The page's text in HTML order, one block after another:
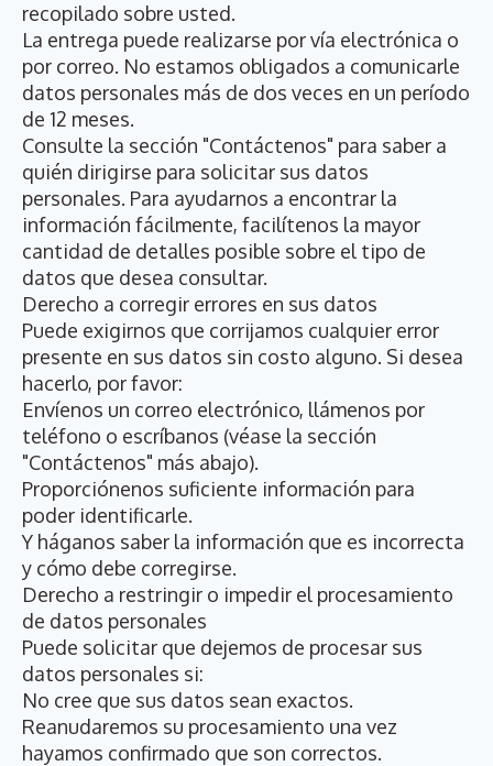
recopilado sobre usted.
La entrega puede realizarse por vía electrónica o
por correo. No estamos obligados a comunicarle
datos personales más de dos veces en un período
de 12 meses.
Consulte la sección "Contáctenos" para saber a
quién dirigirse para solicitar sus datos
personales. Para ayudarnos a encontrar la
información fácilmente, facilítenos la mayor
cantidad de detalles posible sobre el tipo de
datos que desea consultar.
Derecho a corregir errores en sus datos
Puede exigirnos que corrijamos cualquier error
presente en sus datos sin costo alguno. Si desea
hacerlo, por favor:
Envíenos un correo electrónico, llámenos por
teléfono o escríbanos (véase la sección
"Contáctenos" más abajo).
Proporciónenos suficiente información para
poder identificarle.
Y háganos saber la información que es incorrecta
y cómo debe corregirse.
Derecho a restringir o impedir el procesamiento
de datos personales
Puede solicitar que dejemos de procesar sus
datos personales si:
No cree que sus datos sean exactos.
Reanudaremos su procesamiento una vez
hayamos confirmado que son correctos.